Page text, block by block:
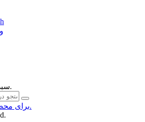
سبد خرید شما خالی است.
برای محصولات بیشتر کلیک کنید.